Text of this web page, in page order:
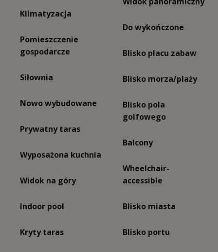
Klimatyzacja
Pomieszczenie
gospodarcze
Siłownia
Nowo wybudowane
Prywatny taras
Wyposażona kuchnia
Widok na góry
Indoor pool
Kryty taras
Do wykończone
Blisko placu zabaw
Blisko morza/plaży
Blisko pola
golfowego
Balcony
Wheelchair-
accessible
Blisko miasta
Blisko portu